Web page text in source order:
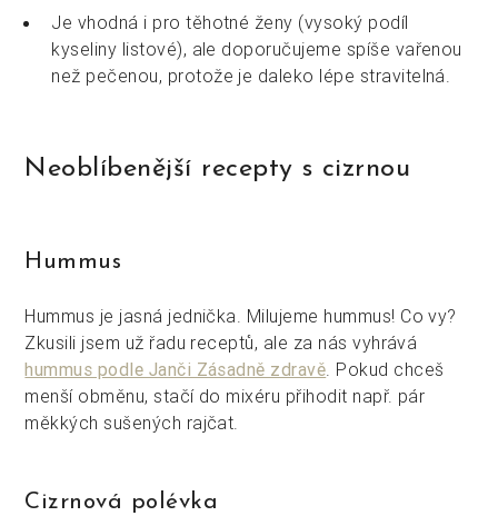
Je vhodná i pro těhotné ženy (vysoký podíl
kyseliny listové), ale doporučujeme spíše vařenou
než pečenou, protože je daleko lépe stravitelná.
Neoblíbenější recepty s cizrnou
Hummus
Hummus je jasná jednička. Milujeme hummus! Co vy?
Zkusili jsem už řadu receptů, ale za nás vyhrává
hummus podle Janči Zásadně zdravě. Pokud chceš
menší obměnu, stačí do mixéru přihodit např. pár
měkkých sušených rajčat.
Cizrnová polévka